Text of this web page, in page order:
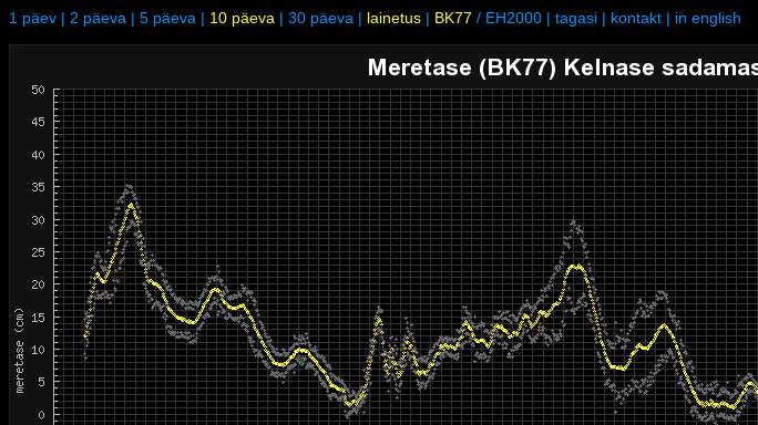
1 päev | 2 päeva | 5 päeva | 10 päeva | 30 päeva | lainetus | BK77 / EH2000 | tagasi | kontakt | in english